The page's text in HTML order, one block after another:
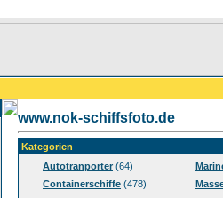
www.nok-schiffsfoto.de
Kategorien
Autotranporter(64)
Containerschiffe (478)